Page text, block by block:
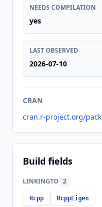
NEEDS COMPILATION
yes
LAST OBSERVED
2026-07-10
CRAN
cran.r-project.org/
Build fields
LINKINGTO 2
Rcpp RcppEigen